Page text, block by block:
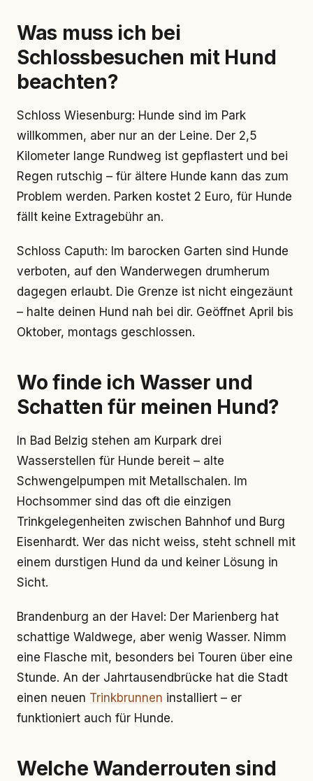
Was muss ich bei
Schlossbesuchen mit Hund
beachten?
Schloss Wiesenburg: Hunde sind im Park
willkommen, aber nur an der Leine. Der 2,5
Kilometer lange Rundweg ist gepflastert und bei
Regen rutschig – für ältere Hunde kann das zum
Problem werden. Parken kostet 2 Euro, für Hunde
fällt keine Extragebühr an.
Schloss Caputh: Im barocken Garten sind Hunde
verboten, auf den Wanderwegen drumherum
dagegen erlaubt. Die Grenze ist nicht eingezäunt
– halte deinen Hund nah bei dir. Geöffnet April bis
Oktober, montags geschlossen.
Wo finde ich Wasser und
Schatten für meinen Hund?
In Bad Belzig stehen am Kurpark drei
Wasserstellen für Hunde bereit – alte
Schwengelpumpen mit Metallschalen. Im
Hochsommer sind das oft die einzigen
Trinkgelegenheiten zwischen Bahnhof und Burg
Eisenhardt. Wer das nicht weiss, steht schnell mit
einem durstigen Hund da und keiner Lösung in
Sicht.
Brandenburg an der Havel: Der Marienberg hat
schattige Waldwege, aber wenig Wasser. Nimm
eine Flasche mit, besonders bei Touren über eine
Stunde. An der Jahrtausendbrücke hat die Stadt
einen neuen Trinkbrunnen installiert – er
funktioniert auch für Hunde.
Welche Wanderrouten sind